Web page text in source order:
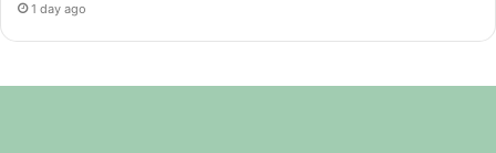
1 day ago